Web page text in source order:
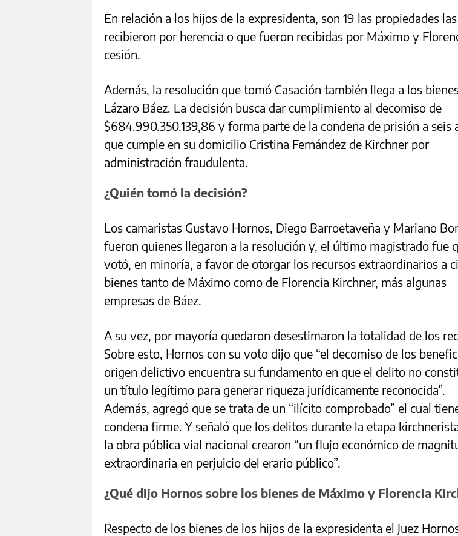
En relación a los hijos de la expresidenta, son 19 las propiedades
recibieron por herencia o que fueron recibidas por Máximo y
cesión.
Además, la resolución que tomó Casación también llega a los
Lázaro Báez. La decisión busca dar cumplimiento al decomiso de
$684.990.350.139,86 y forma parte de la condena de prisión a seis
que cumple en su domicilio Cristina Fernández de Kirchner por
administración fraudulenta.
¿Quién tomó la decisión?
Los camaristas Gustavo Hornos, Diego Barroetaveña y Mariano
fueron quienes llegaron a la resolución y, el último magistrado fue
votó, en minoría, a favor de otorgar los recursos extraordinarios a
bienes tanto de Máximo como de Florencia Kirchner, más algunas
empresas de Báez.
A su vez, por mayoría quedaron desestimaron la totalidad de los
Sobre esto, Hornos con su voto dijo que “el decomiso de los
origen delictivo encuentra su fundamento en que el delito no
un título legítimo para generar riqueza jurídicamente reconocida”.
Además, agregó que se trata de un “ilícito comprobado” el cual
condena firme. Y señaló que los delitos durante la etapa
la obra pública vial nacional crearon “un flujo económico de
extraordinaria en perjuicio del erario público”.
¿Qué dijo Hornos sobre los bienes de Máximo y Florencia
Respecto de los bienes de los hijos de la expresidenta el Juez